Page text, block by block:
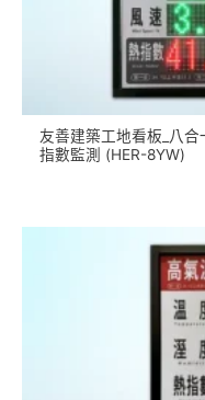
友善建築工地看板_八
指數監測 (HER-8YW)